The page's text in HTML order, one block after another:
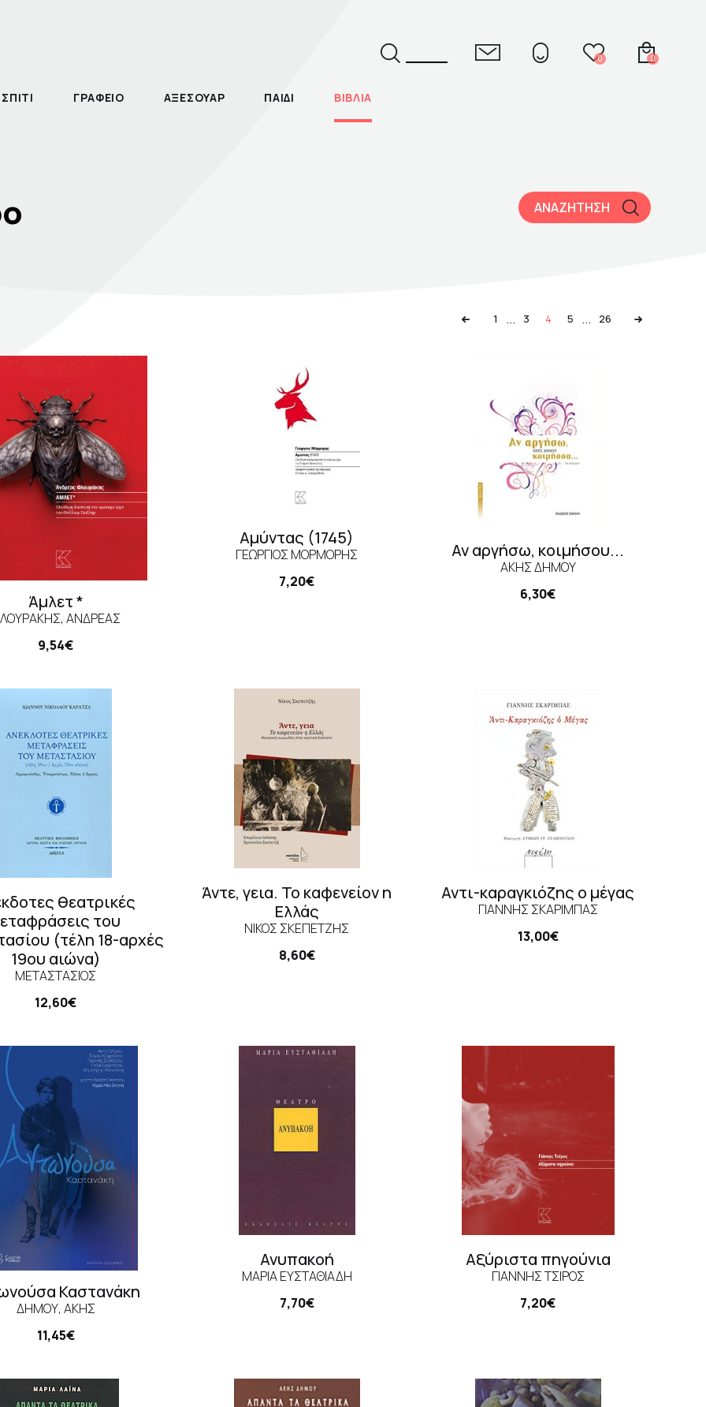
0 0
ΣΠΙΤΙ ΓΡΑΦΕΙΟ ΑΞΕΣΟΥΑΡ ΠΑΙΔΙ ΒΙΒΛΙΑ
ΑΝΑΖΗΤΗΣΗ
οίκος
1 ... 3 4 5 ... 26
Άμλετ *
ΑΝΔΡΈΑΣ
9,54€
Αμύντας (1745)
ΓΕΏΡΓΙΟΣ ΜΌΡΜΟΡΗΣ
7,20€
Αν αργήσω, κοιμήσου...
ΆΚΗΣ ΔΉΜΟΥ
6,30€
θεατρικές
του
(τέλη 18-αρχές
19ου αιώνα)
ΜΕΤΑΣΤΆΣΙΟΣ
12,60€
Άντε, γεια. Το καφενείον η
Ελλάς
ΝΊΚΟΣ ΣΚΕΠΕΤΖΉΣ
8,60€
Αντι-καραγκιόζης ο μέγας
ΓΙΆΝΝΗΣ ΣΚΑΡΊΜΠΑΣ
13,00€
Καστανάκη
ΔΉΜΟΥ, ΆΚΗΣ
11,45€
Ανυπακοή
ΜΑΡΊΑ ΕΥΣΤΑΘΙΆΔΗ
7,70€
Αξύριστα πηγούνια
ΓΙΆΝΝΗΣ ΤΣΊΡΟΣ
7,20€